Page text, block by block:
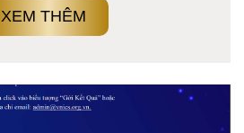
XEM THÊM